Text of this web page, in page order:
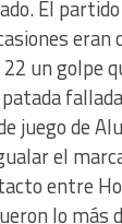
El
un golpe
juego de
el
entre
lo más